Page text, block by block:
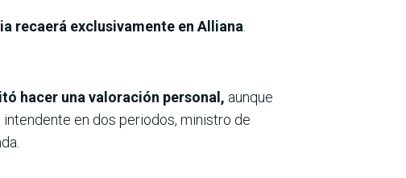
recaerá exclusivamente en Alliana
hacer una valoración personal, aunque
en dos periodos, ministro de